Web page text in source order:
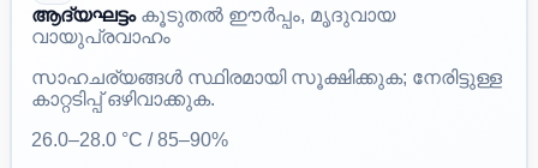
ആദ്യഘട്ടം കൂടുതൽ ഈർപ്പം, മൃദുവായ
വായുപ്രവാഹം
സാഹചര്യങ്ങൾ സ്ഥിരമായി സൂക്ഷിക്കുക; നേരിട്ടുള്ള
കാറ്റടിപ്പ് ഒഴിവാക്കുക.
26.0–28.0 °C / 85–90%